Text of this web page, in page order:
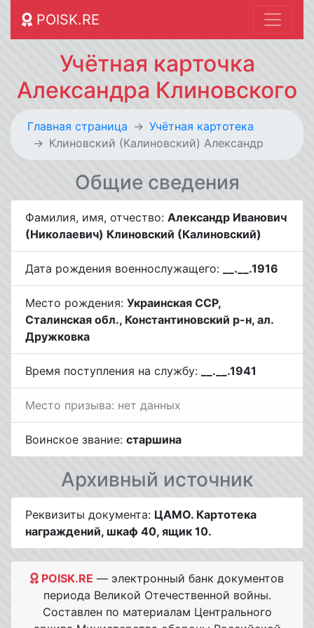
POISK.RE
Учётная карточка
Александра Клиновского
Главная страница
Учётная картотека
Клиновский (Калиновский) Александр
Общие сведения
Фамилия, имя, отчество: Александр Иванович
(Николаевич) Клиновский (Калиновский)
Дата рождения военнослужащего: __.__.1916
Место рождения: Украинская ССР,
Сталинская обл., Константиновский р-н, ал.
Дружковка
Время поступления на службу: __.__.1941
Место призыва: нет данных
Воинское звание: старшина
Архивный источник
Реквизиты документа: ЦАМО. Картотека
награждений, шкаф 40, ящик 10.
POISK.RE — электронный банк документов
периода Великой Отечественной войны.
Составлен по материалам Центрального